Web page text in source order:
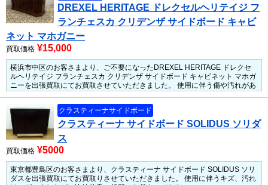
DREXEL HERITAGE ドレクセルヘリテイジ フ
ランチェスカ クリデンザ サイドボード キャビ
ネット マホガニー
買取価格 ¥15,000
横浜市中区のお客さまより、ご不要になったDREXEL HERITAGE ドレクセ
ルヘリテイジ フランチェスカ クリデンザ サイドボード キャビネット マホガ
ニーを出張買取にてお買取させていただきました。
使用に伴う傷や汚れがあ
気のDREXEL HERITAGE ドレクセルヘリテイジのサイドボードだったた
め、しっかりと買い取らせていただきました。
クラスティーナサイドボード
クラスティーナ サイドボード SOLIDUS ソリダ
ス
買取価格 ¥5000
東京都豊島区のお客さまより、クラスティーナ サイドボード SOLIDUS ソリ
ダスを出張買取にてお買取りさせていただきました。
使用に伴うキズ、汚れ